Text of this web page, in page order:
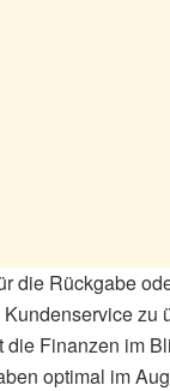
die Rückgabe
zu
die Finanzen im
optimal im